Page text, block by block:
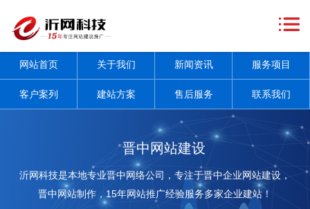
首
页
于
我
新
闻
服
网站首页 关于我们 新闻资讯 服务项目
客户案列 建站方案 售后服务 联系我们
晋中网站建设
沂网科技是本地专业晋中网络公司，专注于晋中企业网站建设，
晋中网站制作，15年网站推广经验服务多家企业建站！